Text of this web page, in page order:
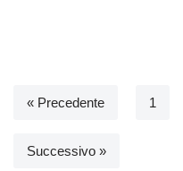
« Precedente 1
Successivo »